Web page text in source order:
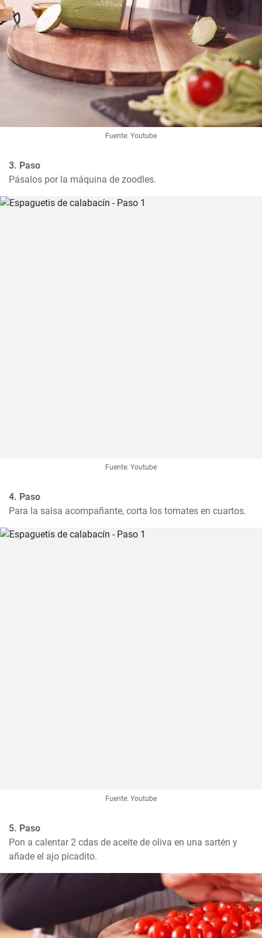
Fuente: Youtube
3. Paso
Pásalos por la máquina de zoodles.
Fuente: Youtube
4. Paso
Para la salsa acompañante, corta los tomates en cuartos.
Fuente: Youtube
5. Paso
Pon a calentar 2 cdas de aceite de oliva en una sartén y
añade el ajo picadito.